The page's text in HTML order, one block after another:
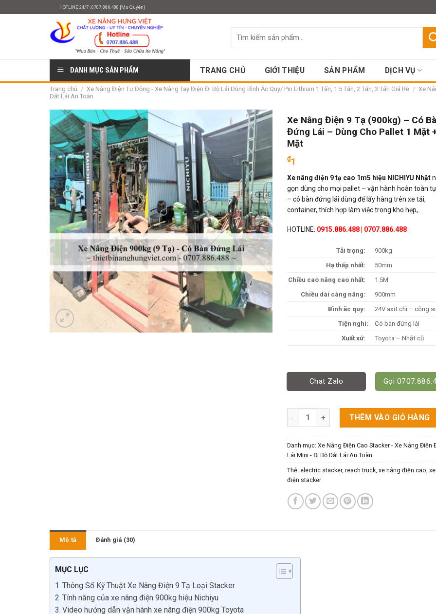
HOTLINE 24/7 : 0707.886.488 [Ms Quyên]
Tìm
DANH MỤC SẢN PHẨM
TRANG CHỦ GIỚI THIỆU SẢN PHẨM DỊCH VỤ
Trang chủ / Xe Nâng Điện Tự Động - Xe Nâng Tay Điện Đi Bộ Lái Dùng Bình Ắc Quy/ Pin Lithium 1 Tấn, 1.5 Tấn, 2 Tấn, 3 Tấn Giá Rẻ / Xe
Dắt Lái An Toàn
Xe Nâng Điện 9 Tạ (900kg) – Có
Đứng Lái – Dùng Cho Pallet 1 Mặt
Mặt
₫1
Xe nâng điện 9 tạ cao 1m5 hiệu NICHIYU Nhật
gọn dùng cho mọi pallet – vận hành hoàn toàn
– có bàn đứng lái dùng để lấy hàng trên xe tải,
container, thích hợp làm việc trong kho hẹp,…
HOTLINE: 0915.886.488| 0707.886.488
Tải trọng:
900kg
Hạ thấp nhất:
50mm
Chiều cao nâng cao nhất:
1.5M
Chiều dài càng nâng:
900mm
Bình ăc quy:
24V axit chì – công
Tiện nghi:
Có bàn đứng lái
Xuất xứ:
Toyota – Nhật cũ
Chat Zalo Gọi
Xe Nâng Điện 9 Tạ (900kg) - Có Bàn Đứng
THÊM VÀO GIỎ HÀNG
Danh mục: Xe Nâng Điện Cao Stacker - Xe Nâng Điện
Lái Mini - Đi Bộ Dắt Lái An Toàn
Thẻ: electric stacker, reach truck, xe nâng điện cao
điện stacker
Mô tả Đánh giá (30)
MỤC LỤC
Thông Số Kỹ Thuật Xe Nâng Điện 9 Tạ Loại Stacker
Tính năng của xe nâng điện 900kg hiệu Nichiyu
Video hướng dẫn vận hành xe nâng điện 900kg Toyota